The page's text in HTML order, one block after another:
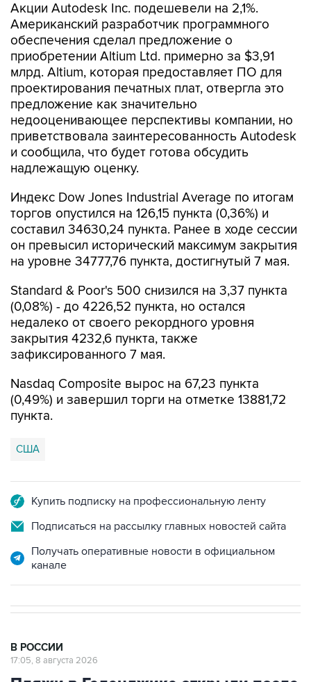
Акции Autodesk Inc. подешевели на 2,1%.
Американский разработчик программного
обеспечения сделал предложение о
приобретении Altium Ltd. примерно за $3,91
млрд. Altium, которая предоставляет ПО для
проектирования печатных плат, отвергла это
предложение как значительно
недооценивающее перспективы компании, но
приветствовала заинтересованность Autodesk
и сообщила, что будет готова обсудить
надлежащую оценку.
Индекс Dow Jones Industrial Average по итогам
торгов опустился на 126,15 пункта (0,36%) и
составил 34630,24 пункта. Ранее в ходе сессии
он превысил исторический максимум закрытия
на уровне 34777,76 пункта, достигнутый 7 мая.
Standard & Poor's 500 снизился на 3,37 пункта
(0,08%) - до 4226,52 пункта, но остался
недалеко от своего рекордного уровня
закрытия 4232,6 пункта, также
зафиксированного 7 мая.
Nasdaq Composite вырос на 67,23 пункта
(0,49%) и завершил торги на отметке 13881,72
пункта.
США
Купить подписку на профессиональную ленту
Подписаться на рассылку главных новостей сайта
Получать оперативные новости в официальном
канале
В РОССИИ
17:05, 8 августа 2026